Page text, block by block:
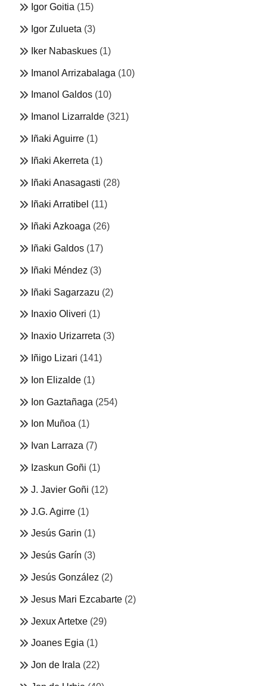
Igor Goitia (15)
Igor Zulueta (3)
Iker Nabaskues (1)
Imanol Arrizabalaga (10)
Imanol Galdos (10)
Imanol Lizarralde (321)
Iñaki Aguirre (1)
Iñaki Akerreta (1)
Iñaki Anasagasti (28)
Iñaki Arratibel (11)
Iñaki Azkoaga (26)
Iñaki Galdos (17)
Iñaki Méndez (3)
Iñaki Sagarzazu (2)
Inaxio Oliveri (1)
Inaxio Urizarreta (3)
Iñigo Lizari (141)
Ion Elizalde (1)
Ion Gaztañaga (254)
Ion Muñoa (1)
Ivan Larraza (7)
Izaskun Goñi (1)
J. Javier Goñi (12)
J.G. Agirre (1)
Jesús Garin (1)
Jesús Garín (3)
Jesús González (2)
Jesus Mari Ezcabarte (2)
Jexux Artetxe (29)
Joanes Egia (1)
Jon de Irala (22)